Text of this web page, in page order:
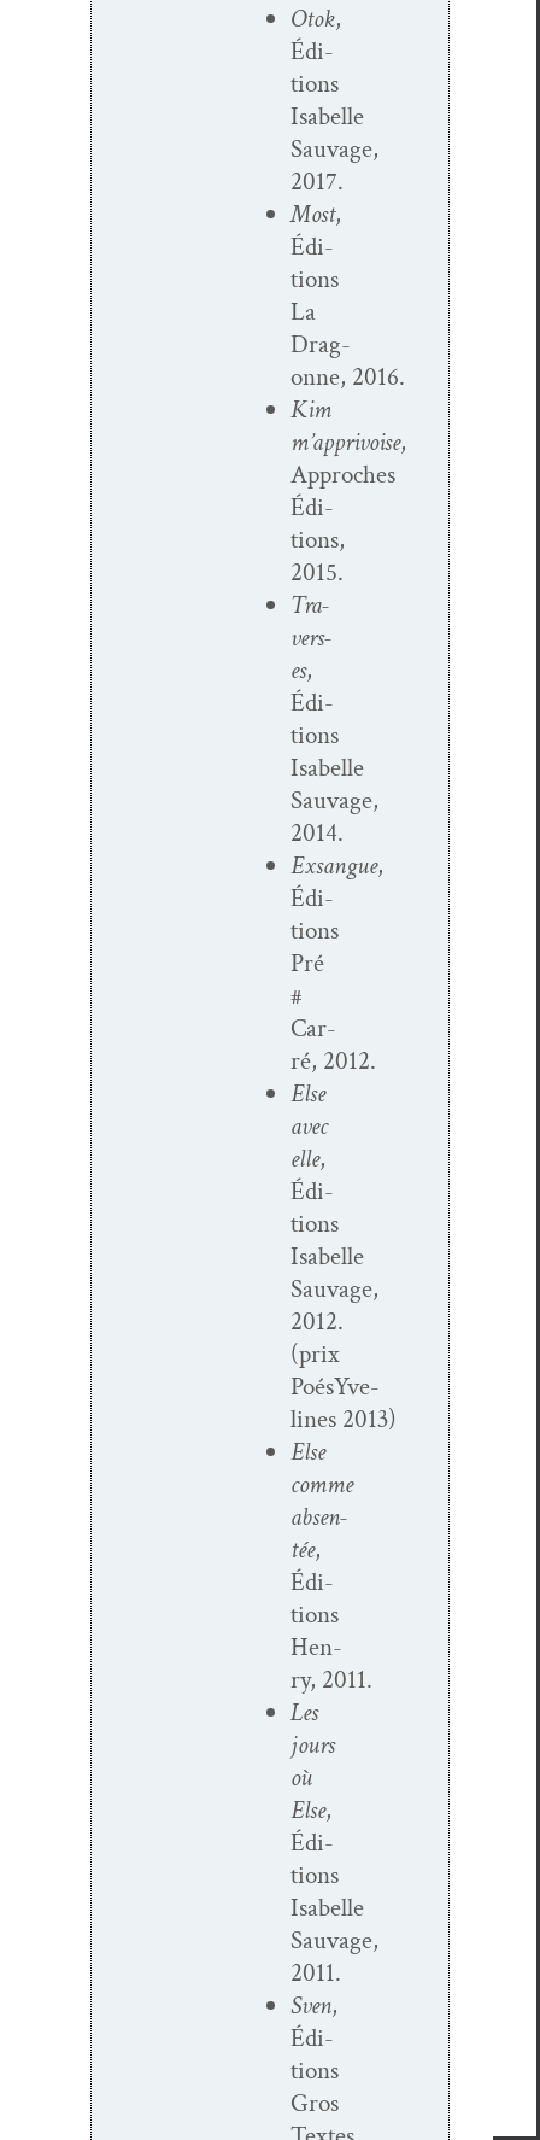
Otok,
Édi­
tions
Isabelle
Sauvage,
2017.
Most,
Édi­
tions
La
Drag­
onne, 2016.
Kim
m’apprivoise,
Approches
Édi­
tions,
2015.
Tra­
vers­
es,
Édi­
tions
Isabelle
Sauvage,
2014.
Exsangue,
Édi­
tions
Pré
#
Car­
ré, 2012.
Else
avec
elle,
Édi­
tions
Isabelle
Sauvage,
2012.
(prix
PoésYve­
lines 2013)
Else
comme
absen­
tée,
Édi­
tions
Hen­
ry, 2011.
Les
jours
où
Else,
Édi­
tions
Isabelle
Sauvage,
2011.
Sven,
Édi­
tions
Gros